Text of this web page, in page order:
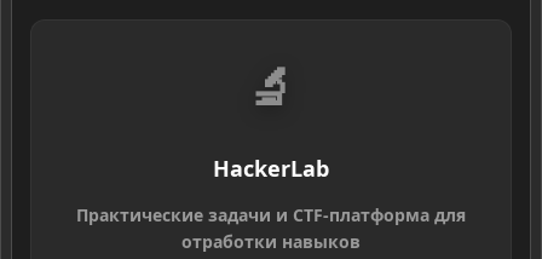
🔬
HackerLab
Практические задачи и CTF-платформа для
отработки навыков